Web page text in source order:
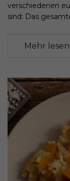
verschiedenen
sind: Das
Mehr lesen